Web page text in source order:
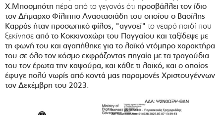
Χ.Μποσμπότη πέρα από το γεγονός ότι προσβάλλει τον ίδιο
τον Δήμαρχο Φίλιππο Αναστασιάδη του οποίου ο Βασίλης
Καρράς ήταν προσωπικό φίλος, "αγνοεί" το νεαρό παιδί που
ξεκίνησε από το Κοκκινοχώρι του Παγγαίου και ταξίδεψε με
τη φωνή του και αγαπήθηκε για το λαϊκό ντόμπρο χαρακτήρα
του σε όλο τον κόσμο εκφράζοντας πηγαία με τα τραγούδια
του τον έρωτα την καψούρα, και κάθε τι λαϊκό, και ο οποίος
έφυγε πολύ νωρίς από κοντά μας παραμονές Χριστουγέννων
τον Δεκέμβρη του 2023.